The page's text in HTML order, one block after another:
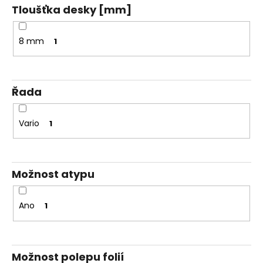
Tloušťka desky [mm]
8 mm 1
Řada
Vario 1
Možnost atypu
Ano 1
Možnost polepu folií